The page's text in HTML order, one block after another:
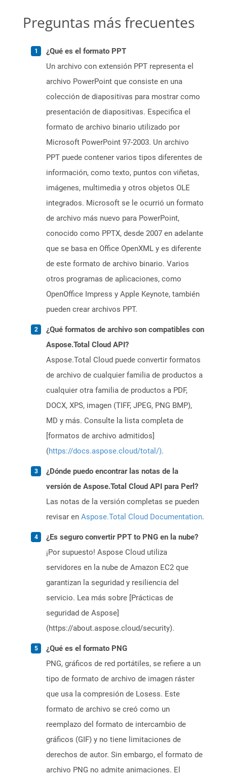
Preguntas más frecuentes
¿Qué es el formato PPT
Un archivo con extensión PPT representa el
archivo PowerPoint que consiste en una
colección de diapositivas para mostrar como
presentación de diapositivas. Especifica el
formato de archivo binario utilizado por
Microsoft PowerPoint 97-2003. Un archivo
PPT puede contener varios tipos diferentes de
información, como texto, puntos con viñetas,
imágenes, multimedia y otros objetos OLE
integrados. Microsoft se le ocurrió un formato
de archivo más nuevo para PowerPoint,
conocido como PPTX, desde 2007 en adelante
que se basa en Office OpenXML y es diferente
de este formato de archivo binario. Varios
otros programas de aplicaciones, como
OpenOffice Impress y Apple Keynote, también
pueden crear archivos PPT.
¿Qué formatos de archivo son compatibles con
Aspose.Total Cloud API?
Aspose.Total Cloud puede convertir formatos
de archivo de cualquier familia de productos a
cualquier otra familia de productos a PDF,
DOCX, XPS, imagen (TIFF, JPEG, PNG BMP),
MD y más. Consulte la lista completa de
[formatos de archivo admitidos]
(https://docs.aspose.cloud/total/).
¿Dónde puedo encontrar las notas de la
versión de Aspose.Total Cloud API para Perl?
Las notas de la versión completas se pueden
revisar en Aspose.Total Cloud Documentation.
¿Es seguro convertir PPT to PNG en la nube?
¡Por supuesto! Aspose Cloud utiliza
servidores en la nube de Amazon EC2 que
garantizan la seguridad y resiliencia del
servicio. Lea más sobre [Prácticas de
seguridad de Aspose]
(https://about.aspose.cloud/security).
¿Qué es el formato PNG
PNG, gráficos de red portátiles, se refiere a un
tipo de formato de archivo de imagen ráster
que usa la compresión de Losess. Este
formato de archivo se creó como un
reemplazo del formato de intercambio de
gráficos (GIF) y no tiene limitaciones de
derechos de autor. Sin embargo, el formato de
archivo PNG no admite animaciones. El